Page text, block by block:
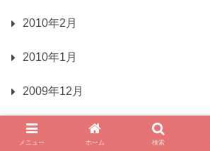
2010年2月
2010年1月
2009年12月
2009年10月
メニュー ホーム 検索